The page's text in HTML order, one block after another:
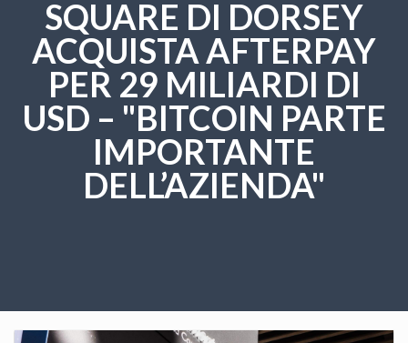
SQUARE DI DORSEY
ACQUISTA AFTERPAY
PER 29 MILIARDI DI
USD – "BITCOIN PARTE
IMPORTANTE
DELL’AZIENDA"